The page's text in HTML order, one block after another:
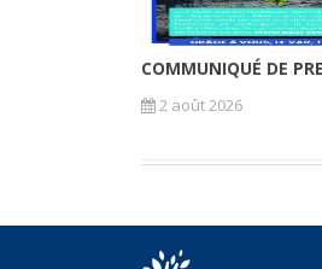
COMMUNIQUÉ DE
2 août 2026